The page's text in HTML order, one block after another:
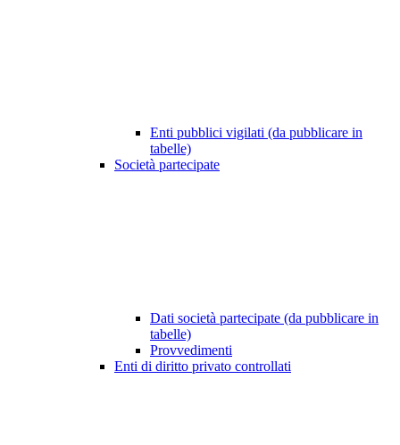
Enti pubblici vigilati (da pubblicare in
tabelle)
Società partecipate
Dati società partecipate (da pubblicare in
tabelle)
Provvedimenti
Enti di diritto privato controllati